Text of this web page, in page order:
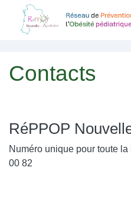
Aller au contenu principal
Contacts
RéPPOP
Numéro unique pour toute
00 82
Panneau de gestion des